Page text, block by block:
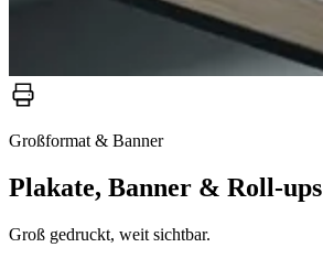
Großformat & Banner
Plakate, Banner & Roll-ups
Groß gedruckt, weit sichtbar.